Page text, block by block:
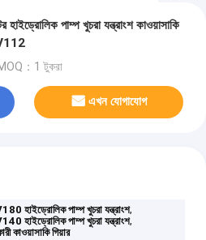
পাম্প খুচরা যন্ত্রাংশ কাওয়াসাকি
：1 টুকরা
এখন যোগাযোগ
হাইড্রোলিক পাম্প খুচরা যন্ত্রাংশ,
হাইড্রোলিক পাম্প খুচরা যন্ত্রাংশ,
কাওয়াসাকি গিয়ার